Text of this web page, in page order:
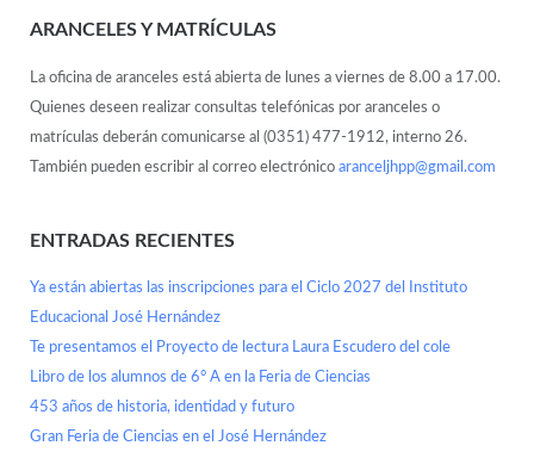
ARANCELES Y MATRÍCULAS
La oficina de aranceles está abierta de lunes a viernes de 8.00 a 17.00.
Quienes deseen realizar consultas telefónicas por aranceles o
matrículas deberán comunicarse al (0351) 477-1912, interno 26.
También pueden escribir al correo electrónico aranceljhpp@gmail.com
ENTRADAS RECIENTES
Ya están abiertas las inscripciones para el Ciclo 2027 del Instituto
Educacional José Hernández
Te presentamos el Proyecto de lectura Laura Escudero del cole
Libro de los alumnos de 6° A en la Feria de Ciencias
453 años de historia, identidad y futuro
Gran Feria de Ciencias en el José Hernández